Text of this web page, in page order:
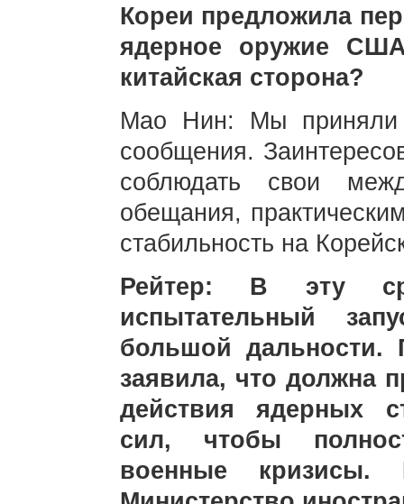
Кореи предложила
ядерное оружие
китайская сторона?
Мао Нин: Мы приняли
сообщения.
соблюдать свои
обещания,
стабильность на
Рейтер: В эту
испытательный
большой
заявила, что должна
действия ядерных
сил, чтобы
военные кризисы.